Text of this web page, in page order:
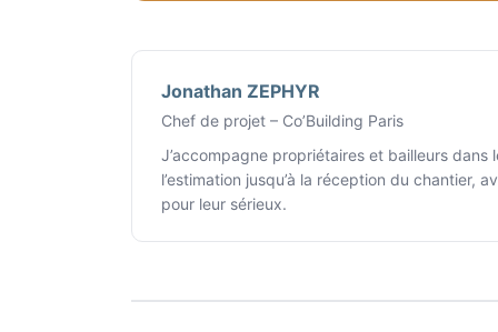
Jonathan ZEPHYR
Chef de projet – Co’Building Paris
J’accompagne propriétaires et bailleurs
l’estimation jusqu’à la réception du chantier,
pour leur sérieux.